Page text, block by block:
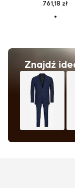
761,18 zł
Znajdź